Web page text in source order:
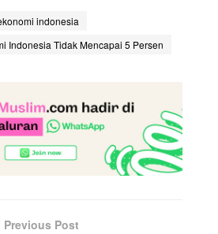
indonesia
Indonesia Tidak Mencapai 5 Persen
Previous Post